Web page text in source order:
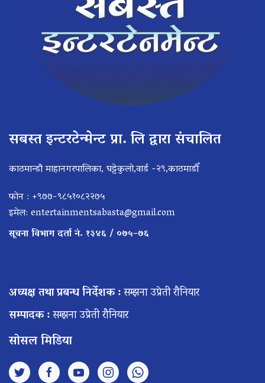
सबस्त इन्टरटेन्मेन्ट प्रा. लि द्वारा संचालित
काठमान्डौ माहानगरपालिका, घट्टेकुलो,वार्ड -२९,काठमाडौँ
फोन : +९७७-९८५१०८२२७५
इमेल: entertainmentsabasta@gmail.com
सूचना विभाग दर्ता नं. १३४६ / ०७५–७६
अध्यक्ष तथा प्रबन्ध निर्देशक :सम्झना उप्रेती रौनियार
सम्पादक :सम्झना उप्रेती रौनियार
सोसल मिडिया